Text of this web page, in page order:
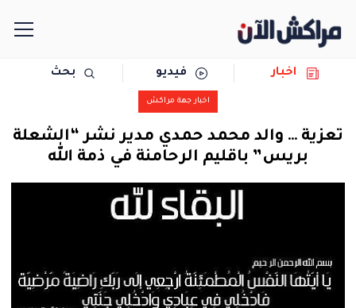
مجتمع
سياسة
دولية
اخبار فيديو بحث
اخبار جهة مراكش
تعزية … والد محمد حمدي مدير نشر “الشعلة
بريس” باقليم الرحامنة في ذمة الله